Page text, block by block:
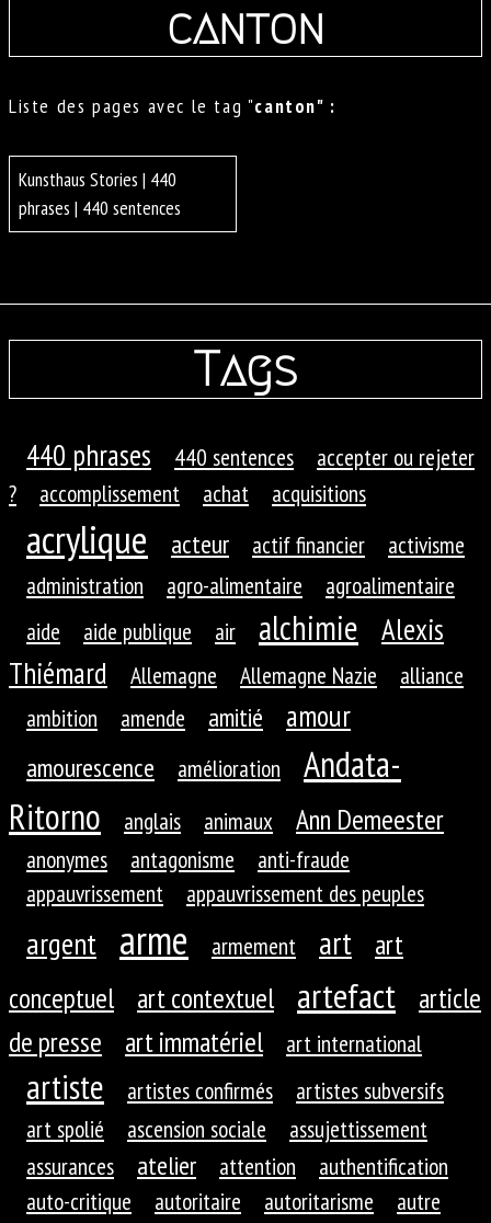
canton
Liste des pages avec le tag "canton" :
Kunsthaus Stories | 440
phrases | 440 sentences
Tags
440 phrases 440 sentences
accepter ou rejeter
?
accomplissement achat acquisitions
acrylique acteur actif financier
activisme
administration
agro-alimentaire
agroalimentaire
aide
aide publique air alchimie
Alexis
Thiémard
Allemagne Allemagne Nazie
alliance
ambition
amende amitié amour
amourescence amélioration
Andata-
Ritorno
anglais animaux Ann Demeester
anonymes antagonisme
anti-fraude
appauvrissement
appauvrissement des peuples
argent arme armement art
art
conceptuel
art contextuel artefact
article
de presse
art immatériel art international
artiste artistes confirmés
artistes subversifs
art spolié
ascension sociale
assujettissement
assurances
atelier attention
authentification
auto-critique
autoritaire autoritarisme
autre